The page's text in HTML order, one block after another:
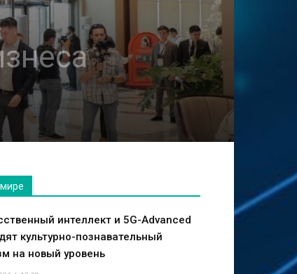
мире
интеллект и 5G-Advanced
культурно-познавательный
на новый уровень